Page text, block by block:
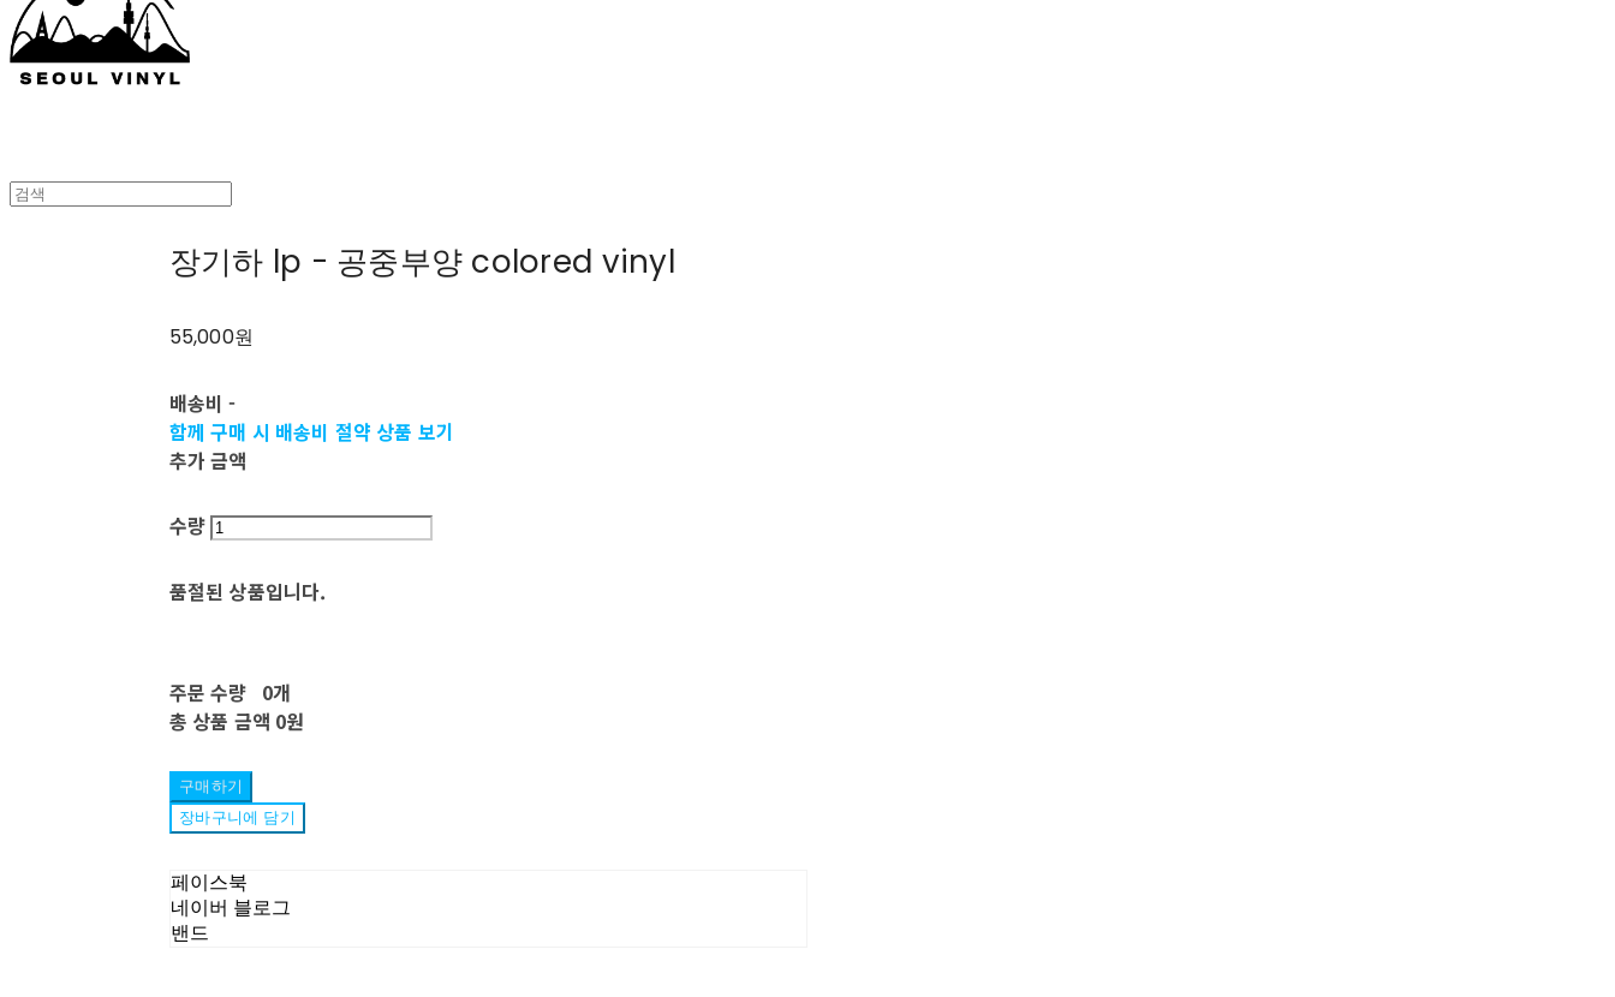
장기하 lp - 공중부양 colored vinyl
55,000원
배송비-
함께 구매 시 배송비 절약 상품 보기
추가 금액
수량
품절된 상품입니다.
주문 수량 0개
총 상품 금액 0원
구매하기
장바구니에 담기
페이스북
네이버 블로그
밴드